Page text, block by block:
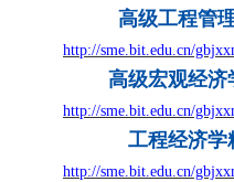
高级工程管
http://sme.bit.edu.cn/
高级宏观经济
http://sme.bit.edu.cn/
工程经济学
http://sme.bit.edu.cn/